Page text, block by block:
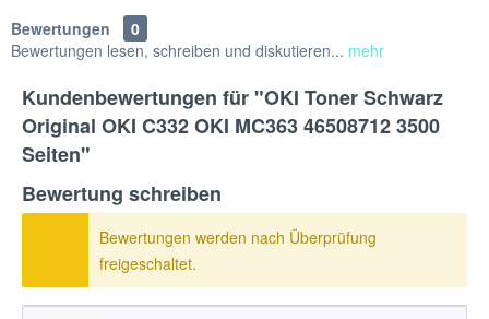
Bewertungen
0
Bewertungen lesen, schreiben und diskutieren... mehr
Kundenbewertungen für "OKI Toner Schwarz
Original OKI C332 OKI MC363 46508712 3500
Seiten"
Bewertung schreiben
Bewertungen werden nach Überprüfung
freigeschaltet.